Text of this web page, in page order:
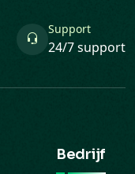
Support
24/7 support
Bedrijf